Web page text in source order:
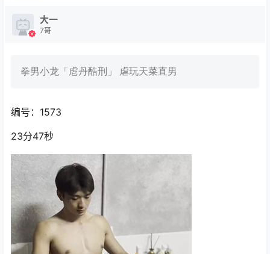
大一
7哥
拳男小龙「䖈丹酷刑」 虐玩天菜直男
编号：1573
23分47秒